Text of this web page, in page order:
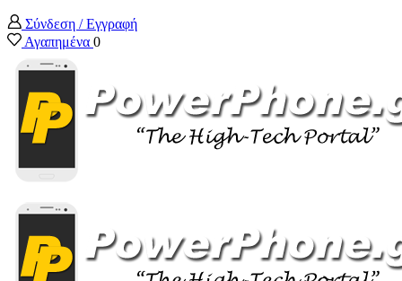
Σύνδεση / Εγγραφή
Αγαπημένα 0